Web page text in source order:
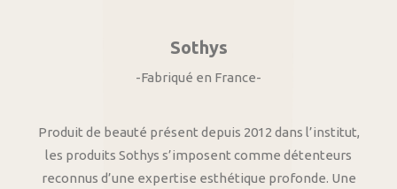
Sothys
-Fabriqué en France-
Produit de beauté présent depuis 2012 dans l’institut,
les produits Sothys s’imposent comme détenteurs
reconnus d’une expertise esthétique profonde. Une